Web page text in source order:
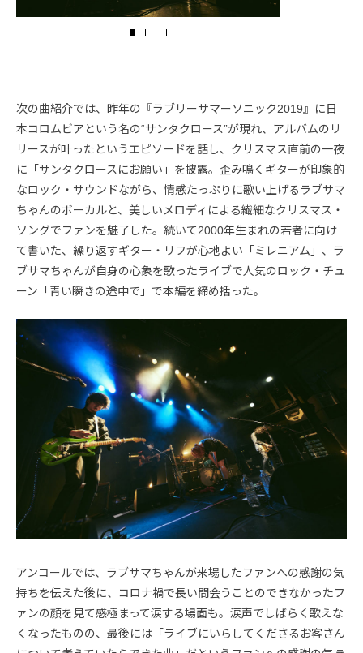
次の曲紹介では、昨年の『ラブリーサマーソニック2019』に日
本コロムビアという名の“サンタクロース”が現れ、アルバムのリ
リースが叶ったというエピソードを話し、クリスマス直前の一夜
に「サンタクロースにお願い」を披露。歪み鳴くギターが印象的
なロック・サウンドながら、情感たっぷりに歌い上げるラブサマ
ちゃんのボーカルと、美しいメロディによる繊細なクリスマス・
ソングでファンを魅了した。続いて2000年生まれの若者に向け
て書いた、繰り返すギター・リフが心地よい「ミレニアム」、ラ
ブサマちゃんが自身の心象を歌ったライブで人気のロック・チュ
ーン「青い瞬きの途中で」で本編を締め括った。
アンコールでは、ラブサマちゃんが来場したファンへの感謝の気
持ちを伝えた後に、コロナ禍で長い間会うことのできなかったフ
ァンの顔を見て感極まって涙する場面も。涙声でしばらく歌えな
くなったものの、最後には「ライブにいらしてくださるお客さん